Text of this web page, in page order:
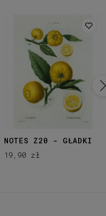
NOTES Z20 - GŁADKI
19,90 zł